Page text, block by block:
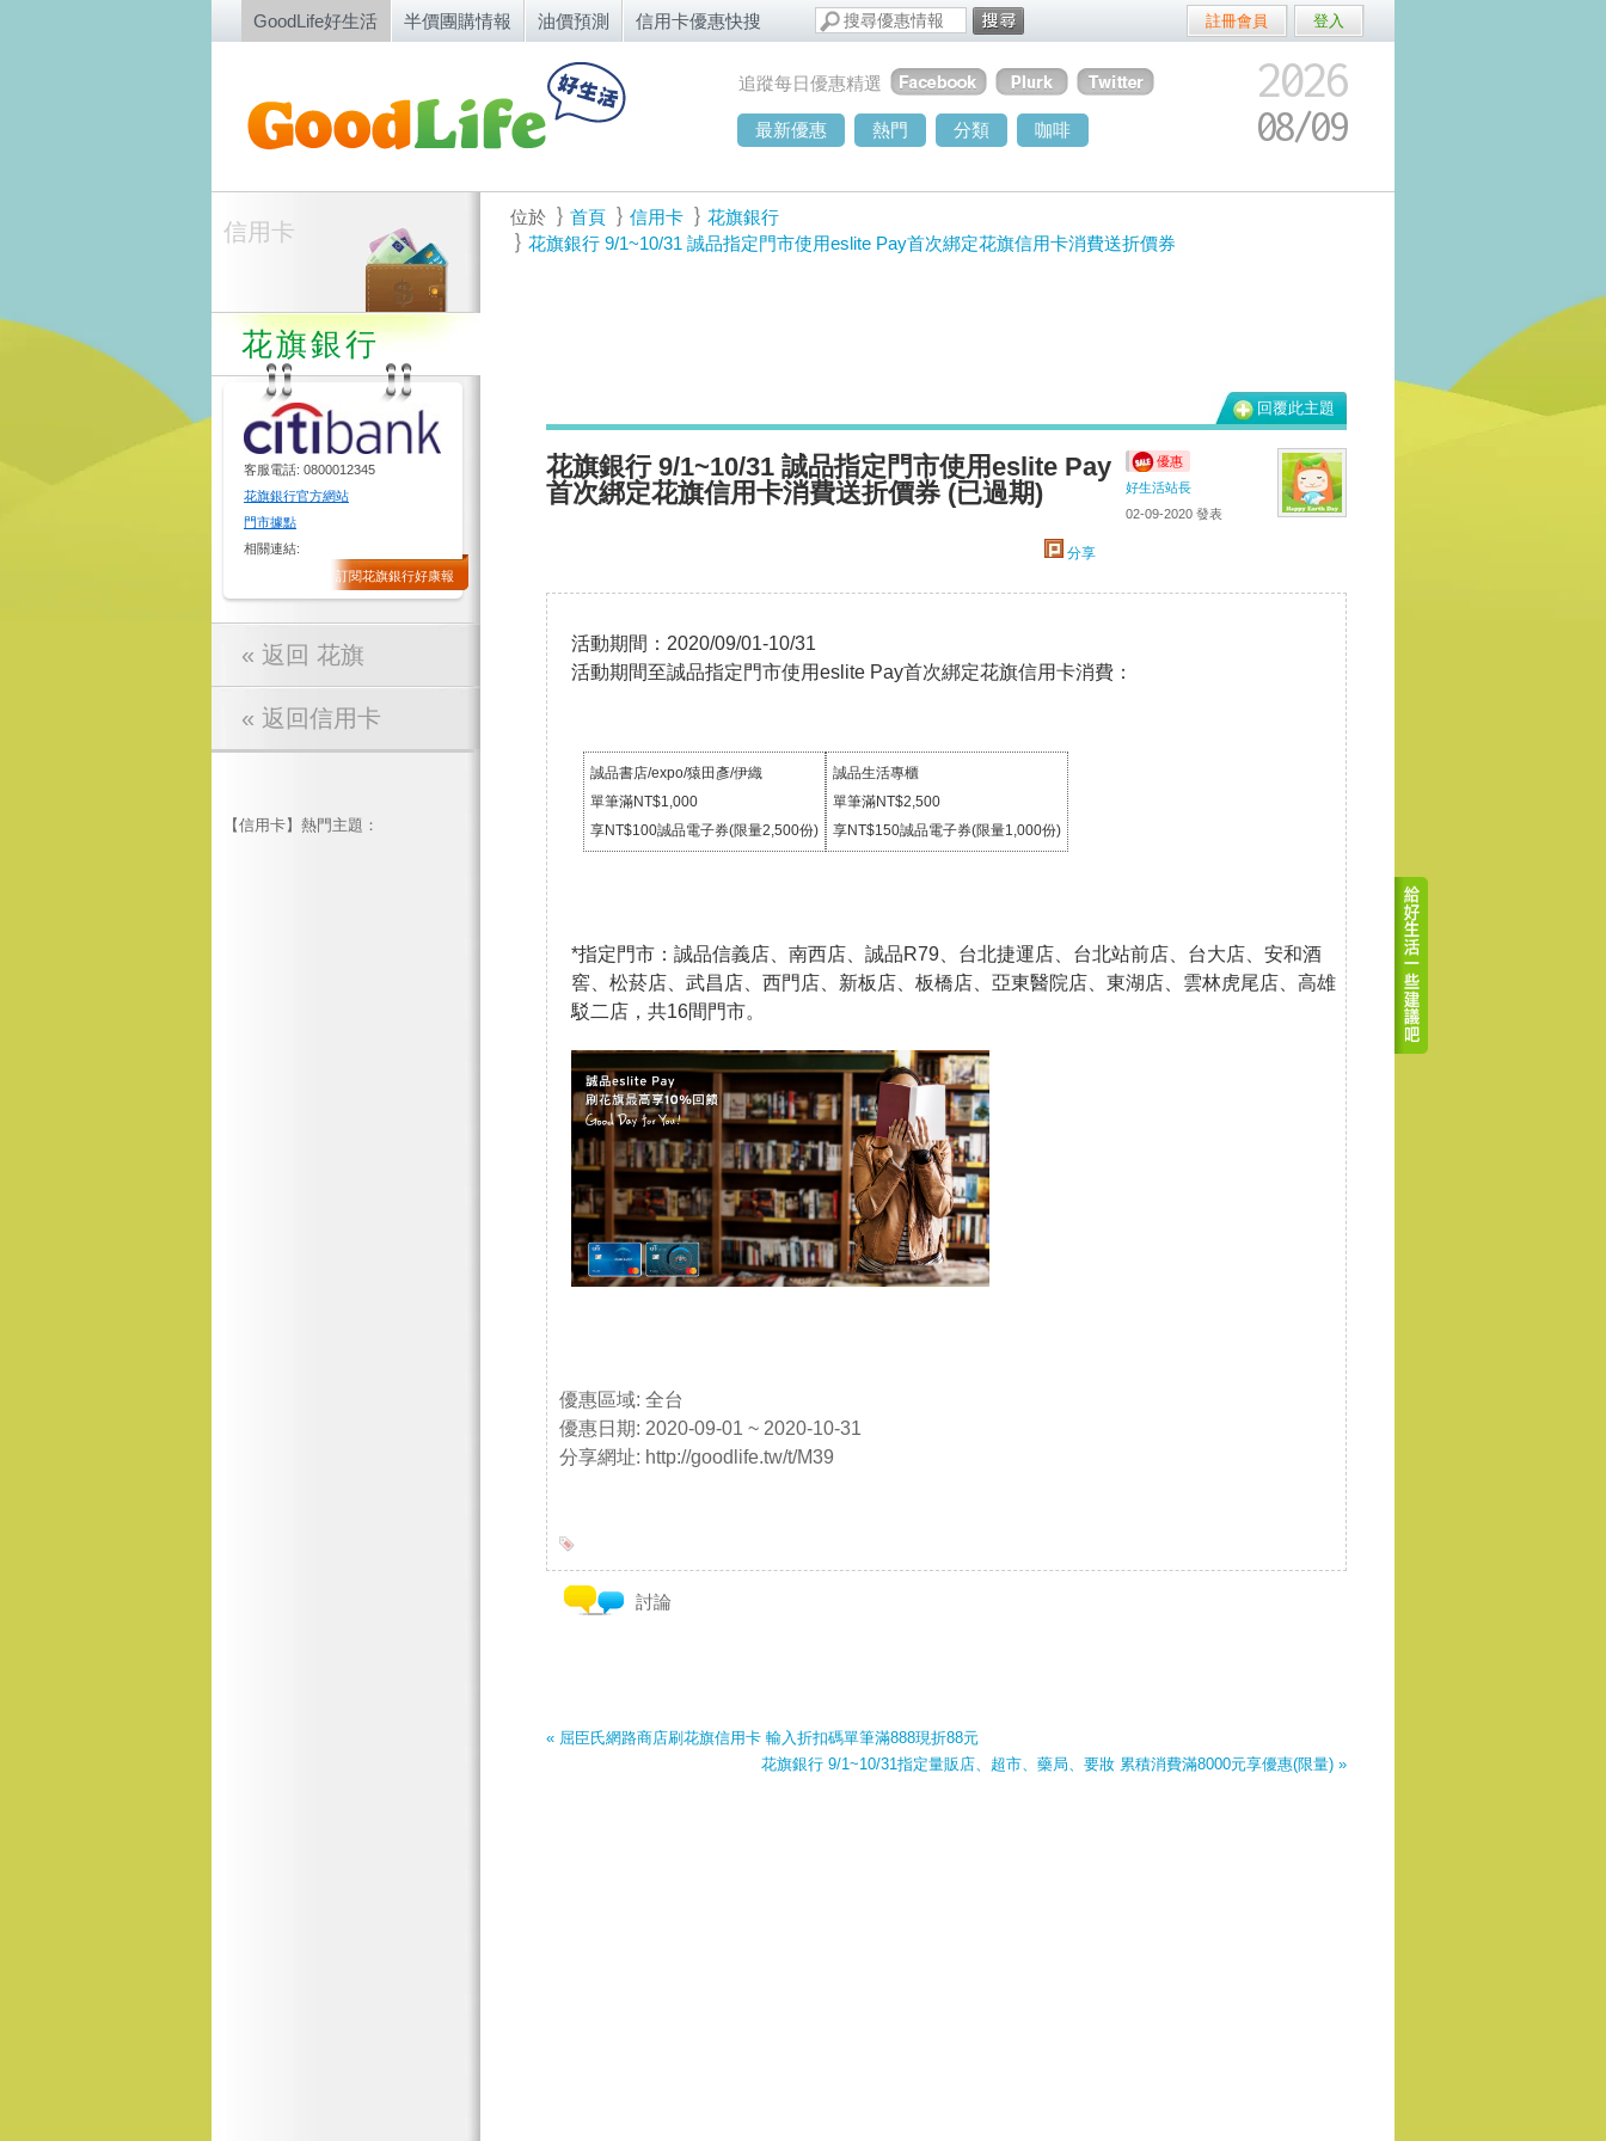
GoodLife好生活 半價團購情報 油價預測 信用卡優惠快搜 註冊會員 登入
追蹤每日優惠精選 2026
08/09
最新優惠 熱門 分類 咖啡
信用卡
花旗銀行
客服電話: 0800012345
花旗銀行官方網站
門市據點
相關連結:
訂閱花旗銀行好康報
« 返回 花旗
« 返回信用卡
【信用卡】熱門主題：
位於 首頁 信用卡
花旗銀行
花旗銀行 9/1~10/31 誠品指定門市使用eslite Pay首次綁定花旗信用卡消費送折價券
回覆此主題
花旗銀行 9/1~10/31 誠品指定門市使用eslite Pay
首次綁定花旗信用卡消費送折價券 (已過期)
優惠
好生活站長
02-09-2020 發表
分享
活動期間：2020/09/01-10/31
活動期間至誠品指定門市使用eslite Pay首次綁定花旗信用卡消費：
誠品書店/expo/猿田彥/伊織
單筆滿NT$1,000
享NT$100誠品電子券(限量2,500份)
誠品生活專櫃
單筆滿NT$2,500
享NT$150誠品電子券(限量1,000份)
*指定門市：誠品信義店、南西店、誠品R79、台北捷運店、台北站前店、台大店、安和酒
窖、松菸店、武昌店、西門店、新板店、板橋店、亞東醫院店、東湖店、雲林虎尾店、高雄
駁二店，共16間門市。
優惠區域: 全台
優惠日期: 2020-09-01 ~ 2020-10-31
分享網址: http://goodlife.tw/t/M39
討論
« 屈臣氏網路商店刷花旗信用卡 輸入折扣碼單筆滿888現折88元
花旗銀行 9/1~10/31指定量販店、超市、藥局、要妝 累積消費滿8000元享優惠(限量) »